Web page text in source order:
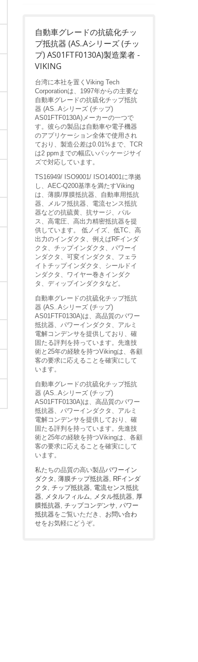
自動車グレードの抗硫化チッ
プ抵抗器 (AS..Aシリーズ (チッ
プ) AS01FTF0130A)製造業者 -
VIKING
台湾に本社を置くViking Tech
Corporationは、1997年からの主要な
自動車グレードの抗硫化チップ抵抗
器 (AS..Aシリーズ (チップ)
AS01FTF0130A)メーカーの一つで
す。彼らの製品は自動車や電子機器
のアプリケーション全体で使用され
ており、製造公差は0.01%まで、TCR
は2 ppmまでの幅広いパッケージサイ
ズで対応しています。
TS16949/ ISO9001/ ISO14001に準拠
し、AEC-Q200基準を満たすViking
は、薄膜/厚膜抵抗器、自動車用抵抗
器、メルフ抵抗器、電流センス抵抗
器などの抗硫黄、抗サージ、パル
ス、高電圧、高出力精密抵抗器を提
供しています。 低ノイズ、低TC、高
出力のインダクタ、例えばRFインダ
クタ、チップインダクタ、パワーイ
ンダクタ、可変インダクタ、フェラ
イトチップインダクタ、シールドイ
ンダクタ、ワイヤー巻きインダク
タ、ディップインダクタなど。
自動車グレードの抗硫化チップ抵抗
器 (AS..Aシリーズ (チップ)
AS01FTF0130A)は、高品質のパワー
抵抗器、パワーインダクタ、アルミ
電解コンデンサを提供しており、確
固たる評判を持っています。先進技
術と25年の経験を持つVikingは、各顧
客の要求に応えることを確実にして
います。
自動車グレードの抗硫化チップ抵抗
器 (AS..Aシリーズ (チップ)
AS01FTF0130A)は、高品質のパワー
抵抗器、パワーインダクタ、アルミ
電解コンデンサを提供しており、確
固たる評判を持っています。先進技
術と25年の経験を持つVikingは、各顧
客の要求に応えることを確実にして
います。
私たちの品質の高い製品パワーイン
ダクタ , 薄膜チップ抵抗器, RFインダ
クタ , チップ抵抗器, 電流センス抵抗
器, メタルフィルム, メタル抵抗器, 厚
膜抵抗器, チップコンデンサ, パワー
抵抗器をご覧いただき、 お問い合わ
せをお気軽にどうぞ。